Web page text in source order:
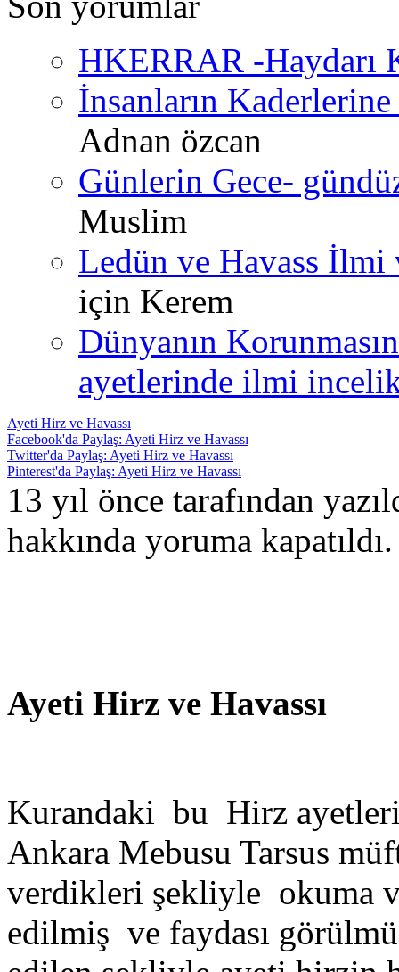
HKERRAR -Haydarı
İnsanların
Adnan özcan
Günlerin Gece-
Muslim
Ledün ve Havass İlmi
için Kerem
Dünyanın
ayetlerinde ilmi
Ayeti Hirz ve Havassı
Facebook'da Paylaş: Ayeti Hirz ve Havassı
Twitter'da Paylaş: Ayeti Hirz ve Havassı
Pinterest'da Paylaş: Ayeti Hirz ve Havassı
13 yıl önce tarafından
hakkında yoruma kapatıldı.
Ayeti Hirz ve Havassı
Kurandaki bu Hirz
Ankara Mebusu Tarsus
verdikleri şekliyle okuma
edilmiş ve faydası